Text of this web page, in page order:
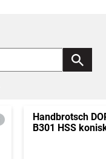
Handbrotsch
B301 HSS